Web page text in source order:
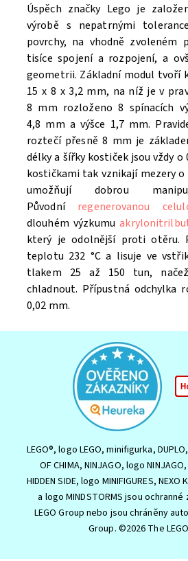
Úspěch značky Lego je
výrobě s nepatrnými
povrchy, na vhodně zvoleném
tisíce spojení a rozpojení, a
geometrii. Základní modul tvoří
15 x 8 x 3,2 mm, na níž je v
8 mm rozloženo 8 spínacích
4,8 mm a výšce 1,7 mm.
roztečí přesně 8 mm je
délky a šířky kostiček jsou vždy o
kostičkami tak vznikají mezery
umožňují dobrou
Původní regenerovanou
dlouhém výzkumu
který je odolnější proti otěru.
teplotu 232 °C a lisuje ve
tlakem 25 až 150 tun,
chladnout. Přípustná odchylka
0,02 mm.
LEGO®, logo LEGO, minifigurka,
OF CHIMA, NINJAGO, logo
HIDDEN SIDE, logo MINIFIGURES, NEXO
a logo MINDSTORMS jsou
LEGO Group nebo jsou chráněny
Group. ©2026 The